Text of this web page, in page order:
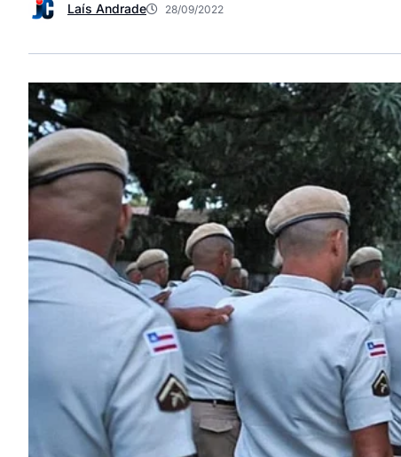
Laís Andrade 28/09/2022